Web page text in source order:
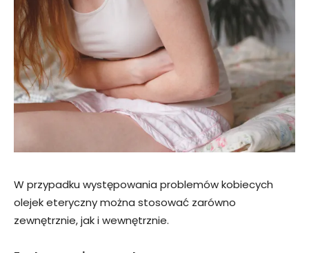
W przypadku występowania problemów kobiecych
olejek eteryczny można stosować zarówno
zewnętrznie, jak i wewnętrznie.